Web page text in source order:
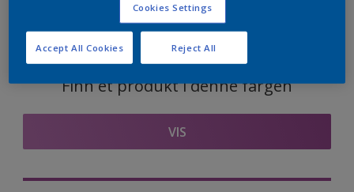
Finn et produkt i denne fargen
VIS
Cookies Settings
Reject All
Accept All Cookies